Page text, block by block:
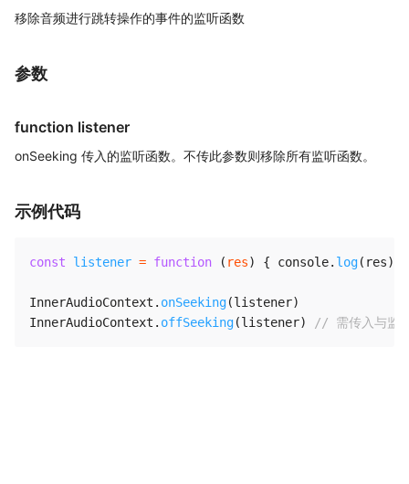
移除音频进行跳转操作的事件的监听函数
参数
function listener
onSeeking 传入的监听函数。不传此参数则移除所有监听函数。
示例代码
const listener = function ( res) { console. log( res)
InnerAudioContext . onSeeking(listener)
InnerAudioContext . offSeeking(listener) // 需传入与监